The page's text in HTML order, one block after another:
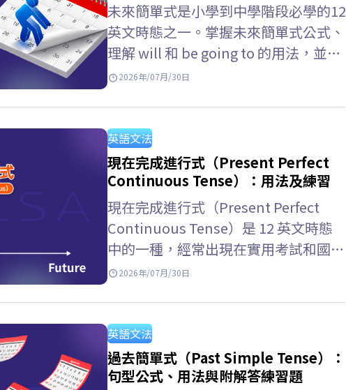
未來簡單式是小學到中學階段必學的12
英文時態之一。掌握未來簡單式公式、
理解 will 和 be going to 的用法，並了
解未來簡單式 未來進行式的差別，將
2026年/07月/30日
英語文法
現在完成進行式（Present Perfect
Continuous Tense）：用法及練習
現在完成進行式（Present Perfect
Continuous Tense）是 12 英文時態
中的一種，經常出現在實用考試和國際
學術考試中。與 ELSA Speak 一起學習
表達動作的持續性！ 現在完成進行式
是什麼？…
2026年/07月/30日
英語文法
過去簡單式（Past Simple Tense）：
句型公式、用法與附解答練習題